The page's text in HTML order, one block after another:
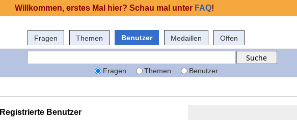
Fragen Themen Benutzer Medaillen Offen
Fragen Themen Benutzer
Registrierte Benutzer
Willkommen, erstes Mal hier? Schau mal unter FAQ!